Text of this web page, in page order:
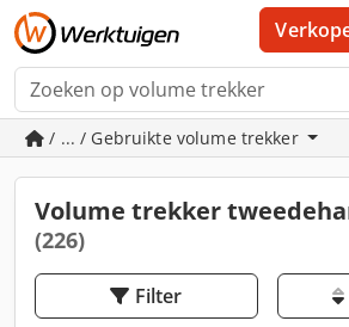
/ ... / Gebruikte volume trekker
Volume trekker
(226)
Filter